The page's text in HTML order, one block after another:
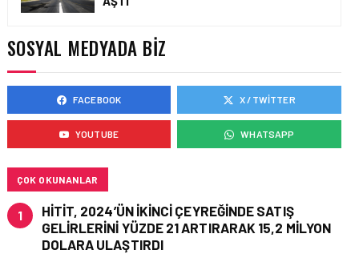
OLDU
KARGO • 06 TEM 2026
FLYDUBAI’DEN SABIHA
GÖKÇEN’E GÜNLÜK
UÇUŞLAR VE KARGO
SOSYAL MEDYADA BIZ
FACEBOOK X / TWITTER
YOUTUBE WHATSAPP
ÇOK OKUNANLAR
1
HITIT, 2024’ÜN IKINCI ÇEYREĞINDE SATIŞ
GELIRLERINI YÜZDE 21 ARTIRARAK 15,2 MILYON
DOLARA ULAŞTIRDI